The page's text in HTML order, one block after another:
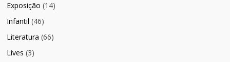
Exposição (14)
Infantil (46)
Literatura (66)
Lives (3)